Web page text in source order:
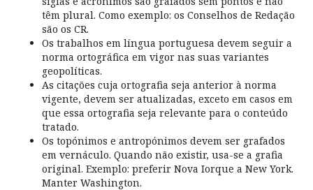
têm plural. Como exemplo: os Conselhos de Redação
são os CR.
Os trabalhos em língua portuguesa devem seguir a
norma ortográfica em vigor nas suas variantes
geopolíticas.
As citações cuja ortografia seja anterior à norma
vigente, devem ser atualizadas, exceto em casos em
que essa ortografia seja relevante para o conteúdo
tratado.
Os topónimos e antropónimos devem ser grafados
em vernáculo. Quando não existir, usa-se a grafia
original. Exemplo: preferir Nova Iorque a New York.
Manter Washington.